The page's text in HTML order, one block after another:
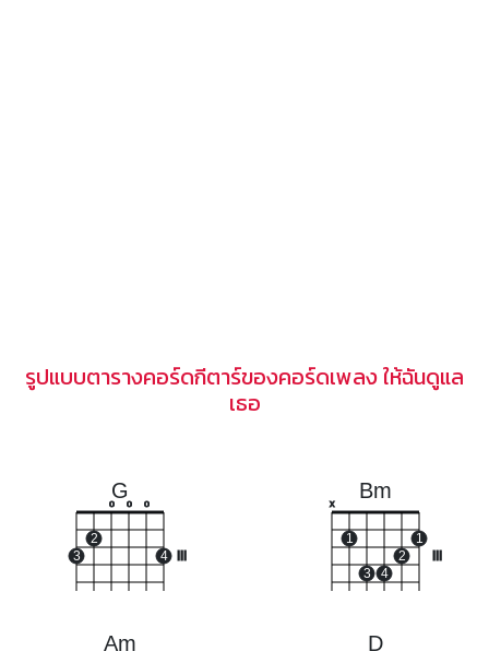
รูปแบบตารางคอร์ดกีตาร์ของคอร์ดเพลง ให้ฉันดูแล
เธอ
G
3
2
o o o
4
Bm
x
1
3 4
2
1
Am D